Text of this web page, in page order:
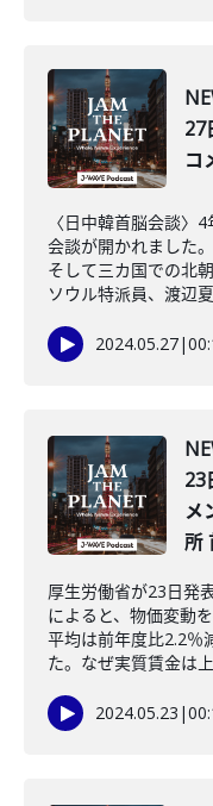
27
コ
〈日中韓首脳会談〉
会談が開かれました
そして三カ国での北
ソウル特派員、渡辺
2024.05.27|
23
メ
所
厚生労働省が23日発
によると、物価変動
平均は前年度比2.2％
た。なぜ実質賃金は
2024.05.23 |